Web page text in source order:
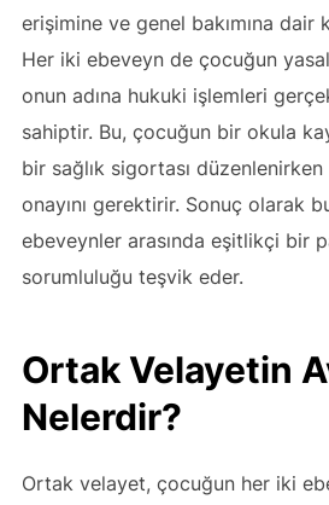
erişimine ve genel bakımına dair
Her iki ebeveyn de çocuğun
onun adına hukuki işlemleri
sahiptir. Bu, çocuğun bir okula
bir sağlık sigortası
onayını gerektirir. Sonuç olarak
ebeveynler arasında eşitlikçi bir
sorumluluğu teşvik eder.
Ortak Velayetin
Nelerdir?
Ortak velayet, çocuğun her iki